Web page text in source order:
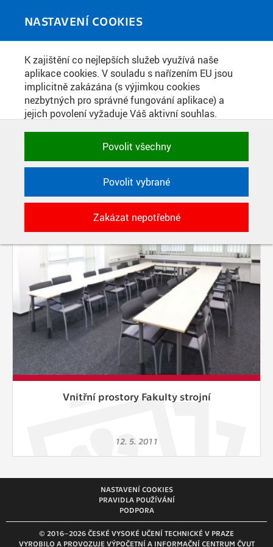
NASTAVENÍ COOKIES
K zajištění co nejlepších služeb využívá naše
aplikace cookies. V souladu s nařízením EU jsou
implicitně zakázána (s výjimkou cookies
nezbytných pro správné fungování aplikace) a
jejich povolení vyžaduje Váš aktivní souhlas.
zakázat, případně vybrat a povolit cookies podle
kategorie. Svoje rozhodnutí můžete samozřejmě
kdykoli změnit.
POTŘEBNÉ
Technické cookies využívané aplikacemi
ČVUT pro uchování jejich nastavení,
vlastností a identifikátorů relace. Jsou
nezbytné pro správné fungování a jsou
vždy aktivní.
ANALYTICKÉ
Slouží pro získávání anonymizovaných
statistických údajů, které nám pomáhají
vylepšovat naše aplikace. Zpravidla jde o
cookies systémů třetích stran, které k
těmto účelům využíváme.
Využívané za účelem zobrazení
správných nabídek a cílení obsahu podle
cookies systémů třetích stran, které nám
s analýzou uživatelského chování
OSTATNÍ
Povolit všechny
Povolit vybrané
Zakázat nepotřebné
MEDIATÉKA
PŘÍSPĚVKY PODLE FILTRU
Aktivní filtry: ŠTÍTEK: PROSTORY
Vnitřní prostory Fakulty strojní
12. 5. 2011
© 2016–2026 ČESKÉ VYSOKÉ UČENÍ TECHNICKÉ V PRAZE
VYROBILO A PROVOZUJE VÝPOČETNÍ A INFORMAČNÍ CENTRUM ČVUT
NASTAVENÍ COOKIES
PRAVIDLA POUŽÍVÁNÍ
PODPORA